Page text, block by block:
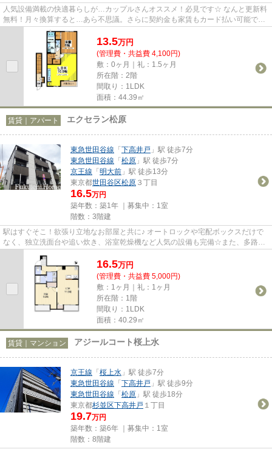
人気設備満載の快適暮らしが…カップルさんオススメ！必見です☆ なんと更新料
無料！月々換算すると…あら不思議。さらに契約金も家賃もカード払い可能でポ
イントも貯めちゃおう(^_-)-☆ ...
13.5万円
(管理費・共益費 4,100円)
敷：0ヶ月｜礼：1.5ヶ月
所在階：2階
間取り：1LDK
面積：44.39㎡
賃貸｜アパート エクセラン松原
東急世田谷線 「下高井戸 」駅 徒歩7分
東急世田谷線 「松原 」駅 徒歩7分
京王線 「明大前 」駅 徒歩13分
東京都世田谷区松原 ３丁目
16.5万円
築年数：築1年 ｜募集中： 1室
階数：3階建
駅はすぐそこ！欲張り立地なお部屋と共に♪ オートロックや宅配ボックスだけで
なく、独立洗面台や追い炊き、浴室乾燥機など人気の設備も完備☆また、多路線
使える立地なので通勤や休日の...
16.5万円
(管理費・共益費 5,000円)
敷：1ヶ月｜礼：1ヶ月
所在階：1階
間取り：1LDK
面積：40.29㎡
賃貸｜マンション アジールコート桜上水
京王線 「桜上水 」駅 徒歩7分
東急世田谷線 「下高井戸 」駅 徒歩9分
東急世田谷線 「松原 」駅 徒歩18分
東京都杉並区下高井戸 １丁目
19.7万円
築年数：築6年 ｜募集中： 1室
階数：8階建